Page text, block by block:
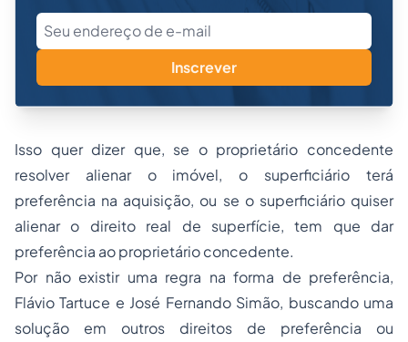
Inscrever
Isso quer dizer que, se o proprietário concedente
resolver alienar o imóvel, o superficiário terá
preferência na aquisição, ou se o superficiário quiser
alienar o direito real de superfície, tem que dar
preferência ao proprietário concedente.
Por não existir uma regra na forma de preferência,
Flávio Tartuce e José Fernando Simão, buscando uma
solução em outros direitos de preferência ou